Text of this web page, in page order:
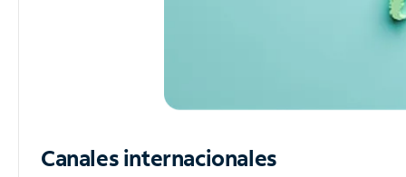
Canales internacionales